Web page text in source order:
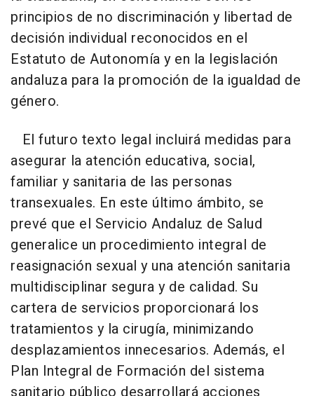
principios de no discriminación y libertad de
decisión individual reconocidos en el
Estatuto de Autonomía y en la legislación
andaluza para la promoción de la igualdad de
género.
El futuro texto legal incluirá medidas para
asegurar la atención educativa, social,
familiar y sanitaria de las personas
transexuales. En este último ámbito, se
prevé que el Servicio Andaluz de Salud
generalice un procedimiento integral de
reasignación sexual y una atención sanitaria
multidisciplinar segura y de calidad. Su
cartera de servicios proporcionará los
tratamientos y la cirugía, minimizando
desplazamientos innecesarios. Además, el
Plan Integral de Formación del sistema